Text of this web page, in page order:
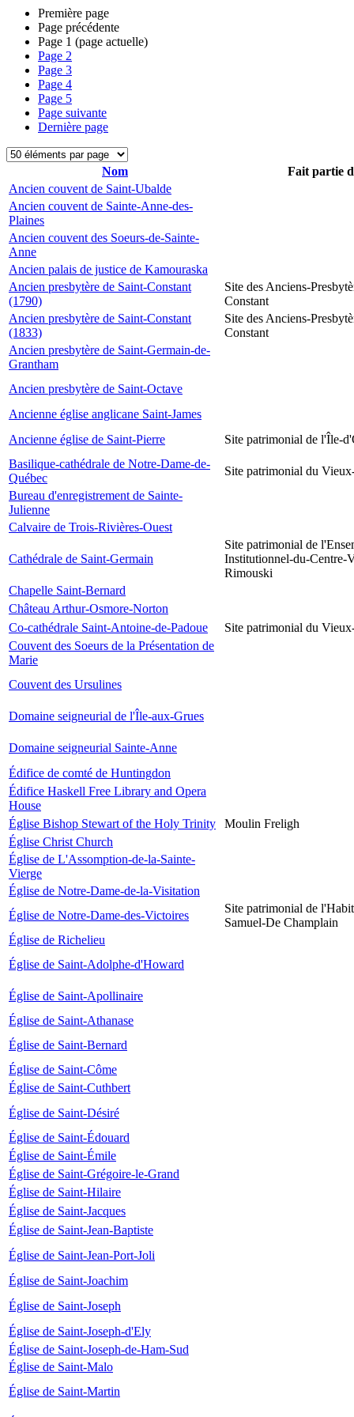
Première page
Page précédente
Page 1 (page actuelle)
Page 2
Page 3
Page 4
Page 5
Page suivante
Dernière page
Nom
Fait partie
Ancien couvent de Saint-Ubalde
Ancien couvent de Sainte-Anne-des-
Plaines
Ancien couvent des Soeurs-de-Sainte-
Anne
Ancien palais de justice de Kamouraska
Ancien presbytère de Saint-Constant
(1790)
Site des Anciens-
Constant
Ancien presbytère de Saint-Constant
(1833)
Site des Anciens-
Constant
Ancien presbytère de Saint-Germain-de-
Grantham
Ancien presbytère de Saint-Octave
Ancienne église anglicane Saint-James
Ancienne église de Saint-Pierre
Site patrimonial de l'Île-
Basilique-cathédrale de Notre-Dame-de-
Québec
Site patrimonial du
Bureau d'enregistrement de Sainte-
Julienne
Calvaire de Trois-Rivières-Ouest
Cathédrale de Saint-Germain
Site patrimonial de
Institutionnel-du-Centre-
Rimouski
Chapelle Saint-Bernard
Château Arthur-Osmore-Norton
Co-cathédrale Saint-Antoine-de-Padoue
Site patrimonial du
Couvent des Soeurs de la Présentation de
Marie
Couvent des Ursulines
Domaine seigneurial de l'Île-aux-Grues
Domaine seigneurial Sainte-Anne
Édifice de comté de Huntingdon
Édifice Haskell Free Library and Opera
House
Église Bishop Stewart of the Holy Trinity
Moulin Freligh
Église Christ Church
Église de L'Assomption-de-la-Sainte-
Vierge
Église de Notre-Dame-de-la-Visitation
Église de Notre-Dame-des-Victoires
Site patrimonial de
Samuel-De Champlain
Église de Richelieu
Église de Saint-Adolphe-d'Howard
Église de Saint-Apollinaire
Église de Saint-Athanase
Église de Saint-Bernard
Église de Saint-Côme
Église de Saint-Cuthbert
Église de Saint-Désiré
Église de Saint-Édouard
Église de Saint-Émile
Église de Saint-Grégoire-le-Grand
Église de Saint-Hilaire
Église de Saint-Jacques
Église de Saint-Jean-Baptiste
Église de Saint-Jean-Port-Joli
Église de Saint-Joachim
Église de Saint-Joseph
Église de Saint-Joseph-d'Ely
Église de Saint-Joseph-de-Ham-Sud
Église de Saint-Malo
Église de Saint-Martin